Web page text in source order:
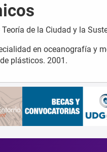
de la Ciudad y la
en oceanografía y
plásticos. 2001.